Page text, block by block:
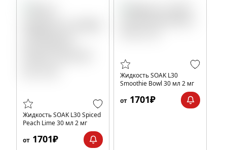
Жидкость SOAK L30 Spiced
Peach Lime 30 мл 2 мг
от 1701₽
Жидкость SOAK L30
Smoothie Bowl 30 мл 2 мг
от 1701₽